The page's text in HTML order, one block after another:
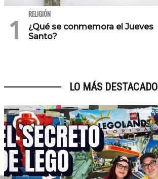
RELIGIÓN
¿Qué se conmemora el Jueves
Santo?
LO MÁS DESTACADO